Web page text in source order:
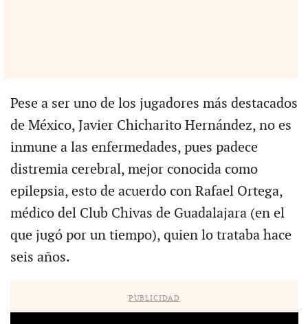
Pese a ser uno de los jugadores más destacados
de México, Javier Chicharito Hernández, no es
inmune a las enfermedades, pues padece
distremia cerebral, mejor conocida como
epilepsia, esto de acuerdo con Rafael Ortega,
médico del Club Chivas de Guadalajara (en el
que jugó por un tiempo), quien lo trataba hace
seis años.
PUBLICIDAD